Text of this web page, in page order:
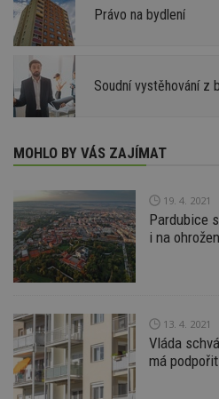
Právo na bydlení
Soudní vystěhování z
MOHLO BY VÁS ZAJÍMAT
19. 4. 2021
Pardubice
i na
13. 4. 2021
Vláda
má